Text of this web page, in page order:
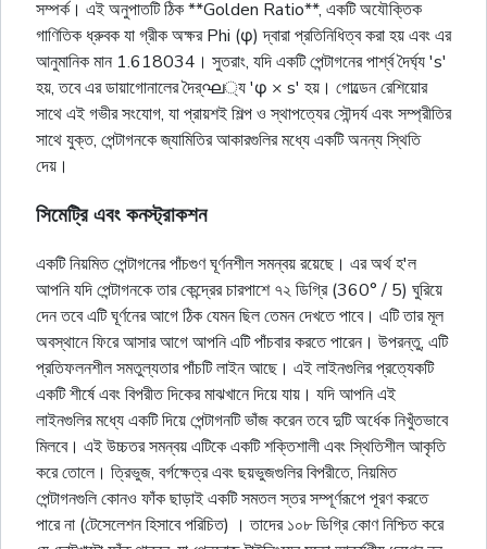
সম্পর্ক। এই অনুপাতটি ঠিক **Golden Ratio**, একটি অযৌক্তিক
গাণিতিক ধ্রুবক যা গ্রীক অক্ষর Phi (φ) দ্বারা প্রতিনিধিত্ব করা হয় এবং এর
আনুমানিক মান 1.618034। সুতরাং, যদি একটি পেন্টাগনের পার্শ্ব দৈর্ঘ্য 's'
হয়, তবে এর ডায়াগোনালের দৈর্ഘ্য 'φ × s' হয়। গোল্ডেন রেশিয়োর
সাথে এই গভীর সংযোগ, যা প্রায়শই শিল্প ও স্থাপত্যের সৌন্দর্য এবং সম্প্রীতির
সাথে যুক্ত, পেন্টাগনকে জ্যামিতির আকারগুলির মধ্যে একটি অনন্য স্থিতি
দেয়।
সিমেট্রি এবং কনস্ট্রাকশন
একটি নিয়মিত পেন্টাগনের পাঁচগুণ ঘূর্ণনশীল সমন্বয় রয়েছে। এর অর্থ হ'ল
আপনি যদি পেন্টাগনকে তার কেন্দ্রের চারপাশে ৭২ ডিগ্রি (360° / 5) ঘুরিয়ে
দেন তবে এটি ঘূর্ণনের আগে ঠিক যেমন ছিল তেমন দেখতে পাবে। এটি তার মূল
অবস্থানে ফিরে আসার আগে আপনি এটি পাঁচবার করতে পারেন। উপরন্তু, এটি
প্রতিফলনশীল সমতুল্যতার পাঁচটি লাইন আছে। এই লাইনগুলির প্রত্যেকটি
একটি শীর্ষে এবং বিপরীত দিকের মাঝখানে দিয়ে যায়। যদি আপনি এই
লাইনগুলির মধ্যে একটি দিয়ে পেন্টাগনটি ভাঁজ করেন তবে দুটি অর্ধেক নিখুঁতভাবে
মিলবে। এই উচ্চতর সমন্বয় এটিকে একটি শক্তিশালী এবং স্থিতিশীল আকৃতি
করে তোলে। ত্রিভুজ, বর্গক্ষেত্র এবং ছয়ভুজগুলির বিপরীতে, নিয়মিত
পেন্টাগনগুলি কোনও ফাঁক ছাড়াই একটি সমতল স্তর সম্পূর্ণরূপে পূরণ করতে
পারে না (টেসেলেশন হিসাবে পরিচিত) । তাদের ১০৮ ডিগ্রি কোণ নিশ্চিত করে